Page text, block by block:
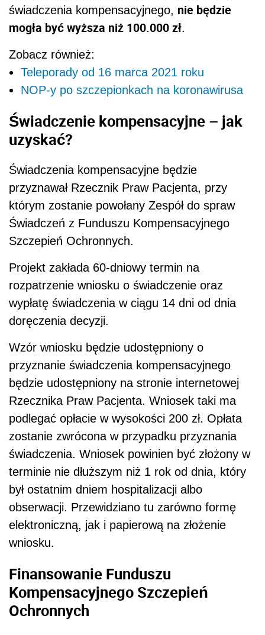
świadczenia kompensacyjnego, nie będzie
mogła być wyższa niż 100.000 zł.
Zobacz również:
Teleporady od 16 marca 2021 roku
NOP-y po szczepionkach na koronawirusa
Świadczenie kompensacyjne – jak
uzyskać?
Świadczenia kompensacyjne będzie
przyznawał Rzecznik Praw Pacjenta, przy
którym zostanie powołany Zespół do spraw
Świadczeń z Funduszu Kompensacyjnego
Szczepień Ochronnych.
Projekt zakłada 60-dniowy termin na
rozpatrzenie wniosku o świadczenie oraz
wypłatę świadczenia w ciągu 14 dni od dnia
doręczenia decyzji.
Wzór wniosku będzie udostępniony o
przyznanie świadczenia kompensacyjnego
będzie udostępniony na stronie internetowej
Rzecznika Praw Pacjenta. Wniosek taki ma
podlegać opłacie w wysokości 200 zł. Opłata
zostanie zwrócona w przypadku przyznania
świadczenia. Wniosek powinien być złożony w
terminie nie dłuższym niż 1 rok od dnia, który
był ostatnim dniem hospitalizacji albo
obserwacji. Przewidziano tu zarówno formę
elektroniczną, jak i papierową na złożenie
wniosku.
Finansowanie Funduszu
Kompensacyjnego Szczepień
Ochronnych